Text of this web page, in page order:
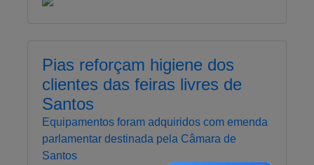
Pias reforçam higiene dos
clientes das feiras livres de
Santos
Equipamentos foram adquiridos com emenda
parlamentar destinada pela Câmara de
Santos